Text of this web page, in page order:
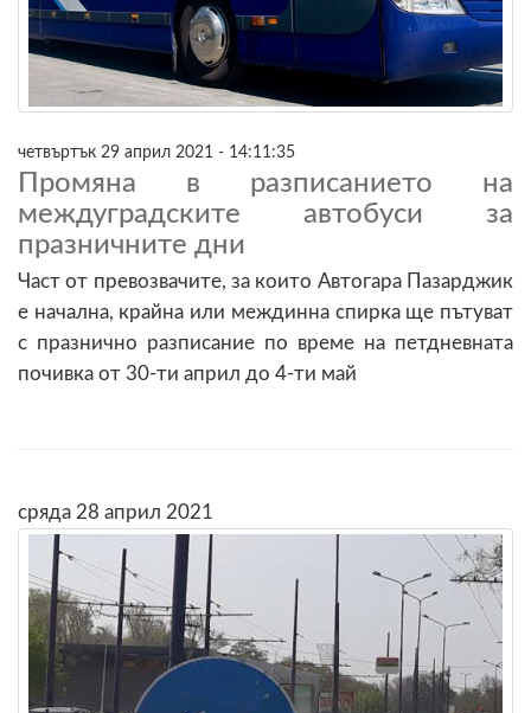
четвъртък 29 април 2021 - 14:11:35
Промяна в разписанието на
междуградските автобуси за
празничните дни
Част от превозвачите, за които Автогара Пазарджик
е начална, крайна или междинна спирка ще пътуват
с празнично разписание по време на петдневната
почивка от 30-ти април до 4-ти май
сряда 28 април 2021